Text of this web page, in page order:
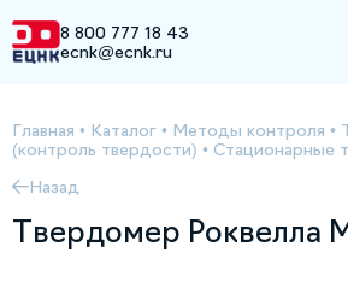
8 800 777 18 43
ecnk@ecnk.ru
Главная • Каталог • Методы контроля •
(контроль твердости) • Стационарные
Назад
Твердомер Роквелла